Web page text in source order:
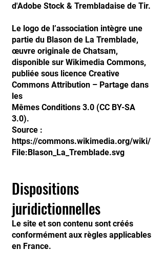
d'Adobe Stock & Trembladaise de Tir.
Le logo de l’association intègre une
partie du Blason de La Tremblade,
œuvre originale de Chatsam,
disponible sur Wikimedia Commons,
publiée sous licence Creative
Commons Attribution – Partage dans
les
Mêmes Conditions 3.0 (CC BY-SA
3.0).
Source :
https://commons.wikimedia.org/wiki/
File:Blason_La_Tremblade.svg
Dispositions
juridictionnelles
Le site et son contenu sont créés
conformément aux règles applicables
en France.